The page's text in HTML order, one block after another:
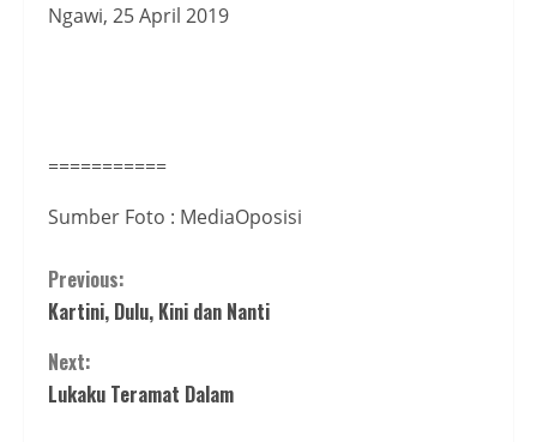
Ngawi, 25 April 2019
===========
Sumber Foto : MediaOposisi
Continue
Reading
Previous:
Kartini, Dulu, Kini dan Nanti
Next:
Lukaku Teramat Dalam